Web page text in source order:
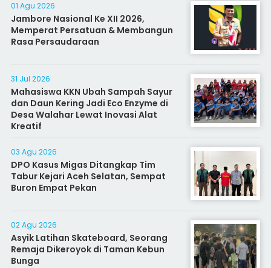
01 Agu 2026
Jambore Nasional Ke XII 2026,
Memperat Persatuan & Membangun
Rasa Persaudaraan
31 Jul 2026
Mahasiswa KKN Ubah Sampah Sayur
dan Daun Kering Jadi Eco Enzyme di
Desa Walahar Lewat Inovasi Alat
Kreatif
03 Agu 2026
DPO Kasus Migas Ditangkap Tim
Tabur Kejari Aceh Selatan, Sempat
Buron Empat Pekan
02 Agu 2026
Asyik Latihan Skateboard, Seorang
Remaja Dikeroyok di Taman Kebun
Bunga